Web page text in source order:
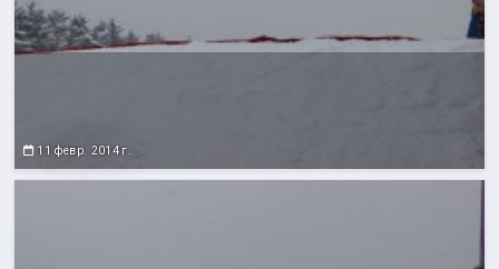
11 февр. 2014 г.